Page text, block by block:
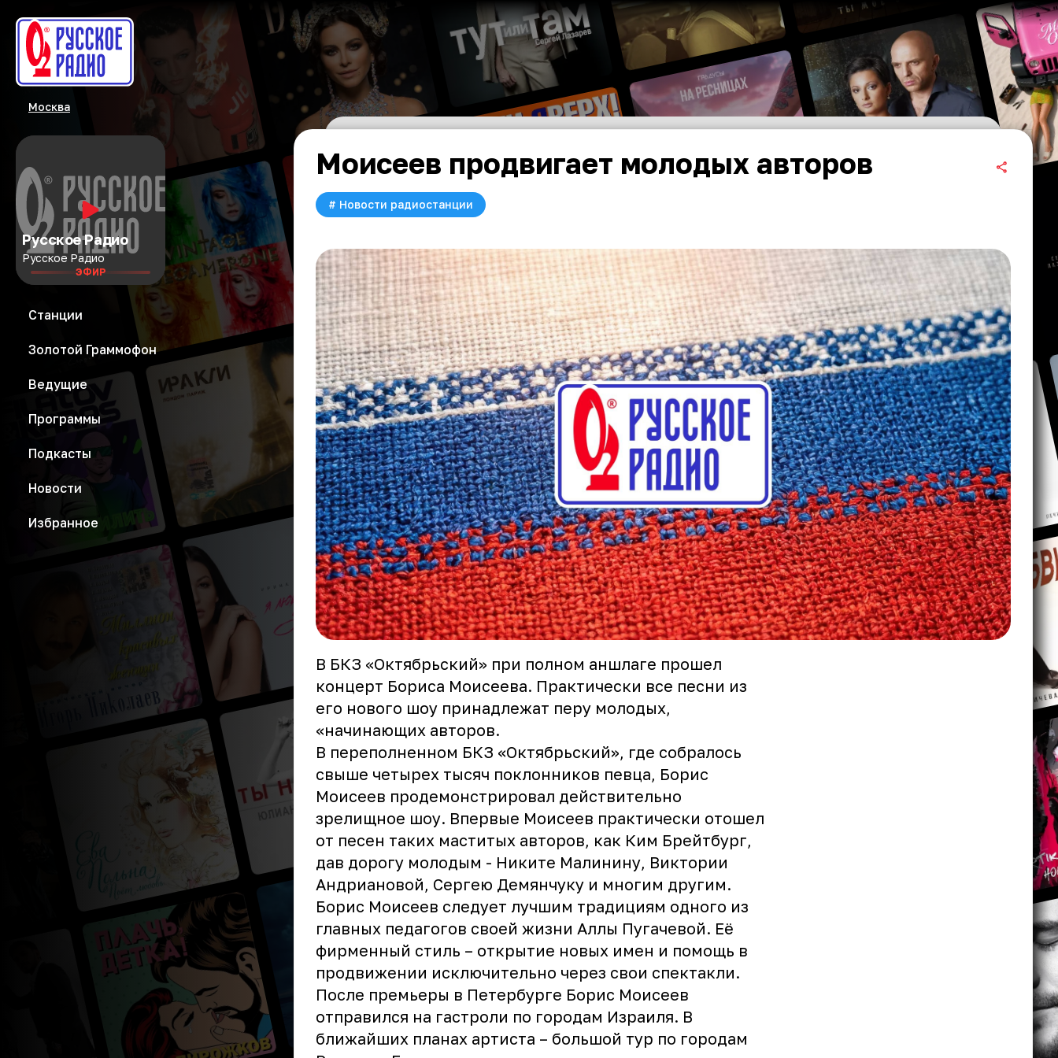
Москва
Русское Радио
Русское Радио
ЭФИР
Станции
Золотой Граммофон
Ведущие
Программы
Подкасты
Новости
Избранное
Моисеев продвигает молодых авторов
# Новости радиостанции
В БКЗ «Октябрьский» при полном аншлаге прошел
концерт Бориса Моисеева. Практически все песни из
его нового шоу принадлежат перу молодых,
«начинающих авторов.
В переполненном БКЗ «Октябрьский», где собралось
свыше четырех тысяч поклонников певца, Борис
Моисеев продемонстрировал действительно
зрелищное шоу. Впервые Моисеев практически отошел
от песен таких маститых авторов, как Ким Брейтбург,
дав дорогу молодым - Никите Малинину, Виктории
Андриановой, Сергею Демянчуку и многим другим.
Борис Моисеев следует лучшим традициям одного из
главных педагогов своей жизни Аллы Пугачевой. Её
фирменный стиль – открытие новых имен и помощь в
продвижении исключительно через свои спектакли.
После премьеры в Петербурге Борис Моисеев
отправился на гастроли по городам Израиля. В
ближайших планах артиста – большой тур по городам